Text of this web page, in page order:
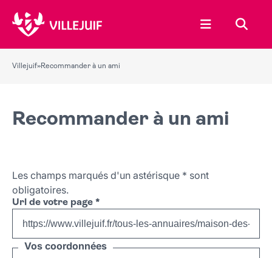
Ouvrir le
Villejuif»Recommander à un ami
Recommander à un ami
Les champs marqués d'un astérisque * sont
obligatoires.
Url de votre page *
Vos coordonnées